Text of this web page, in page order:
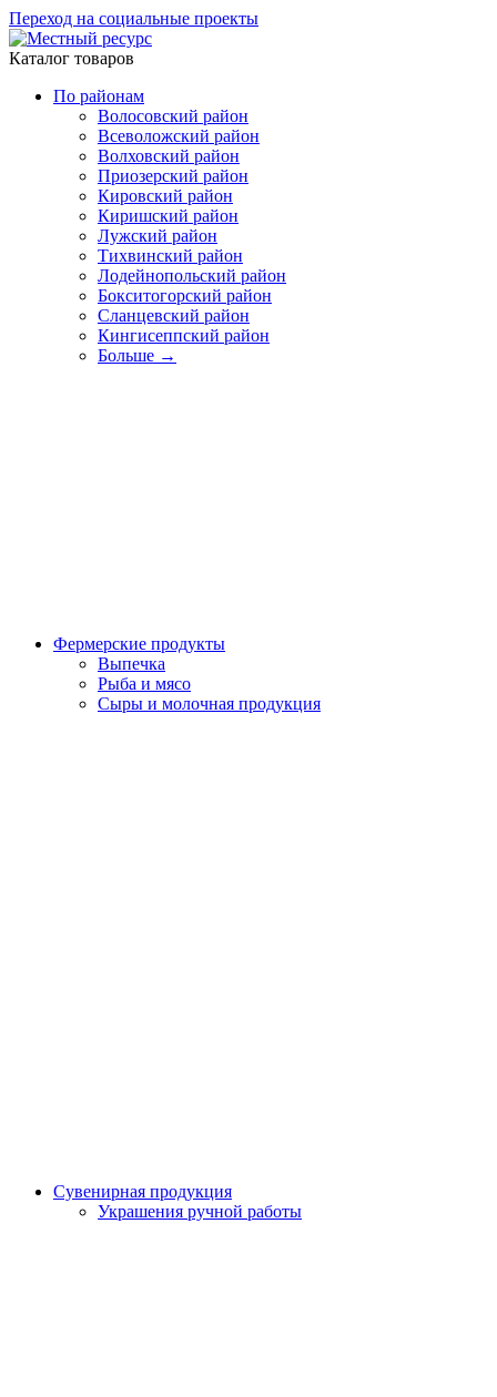
Переход на социальные проекты
Каталог товаров
По районам
Волосовский район
Всеволожский район
Волховский район
Приозерский район
Кировский район
Киришский район
Лужский район
Тихвинский район
Лодейнопольский район
Бокситогорский район
Сланцевский район
Кингисеппский район
Больше →
Фермерские продукты
Выпечка
Рыба и мясо
Сыры и молочная продукция
Сувенирная продукция
Украшения ручной работы